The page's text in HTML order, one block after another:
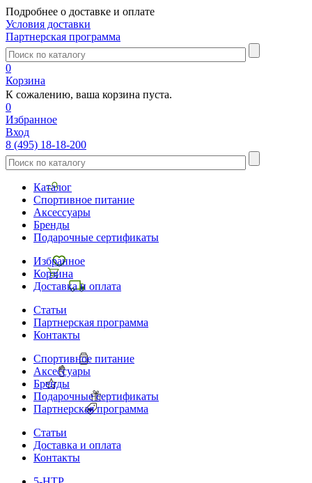
Подробнее о доставке и оплате
Условия доставки
Партнерская программа
0
Корзина
К сожалению, ваша корзина пуста.
0
Избранное
Вход
8 (495) 18-18-200
Каталог
Спортивное питание
Аксессуары
Бренды
Подарочные сертификаты
Избранное
Корзина
Доставка и оплата
Статьи
Партнерская программа
Контакты
Спортивное питание
Аксессуары
Бренды
Подарочные сертификаты
Партнерская программа
Статьи
Доставка и оплата
Контакты